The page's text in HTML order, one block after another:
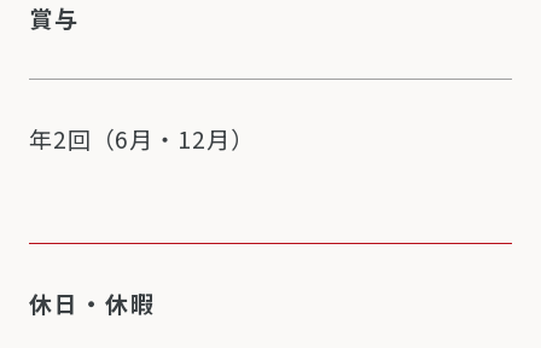
賞与
年2回（6月・12月）
休日・休暇